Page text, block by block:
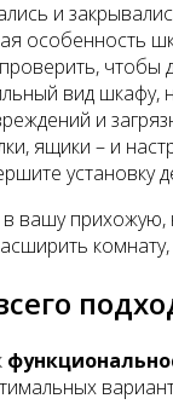
и
особенность
чтобы
вид
и
ящики – и
установку
вашу